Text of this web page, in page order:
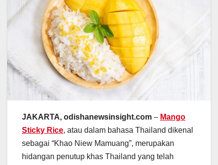
JAKARTA, odishanewsinsight.com – Mango
Sticky Rice, atau dalam bahasa Thailand dikenal
sebagai “Khao Niew Mamuang”, merupakan
hidangan penutup khas Thailand yang telah